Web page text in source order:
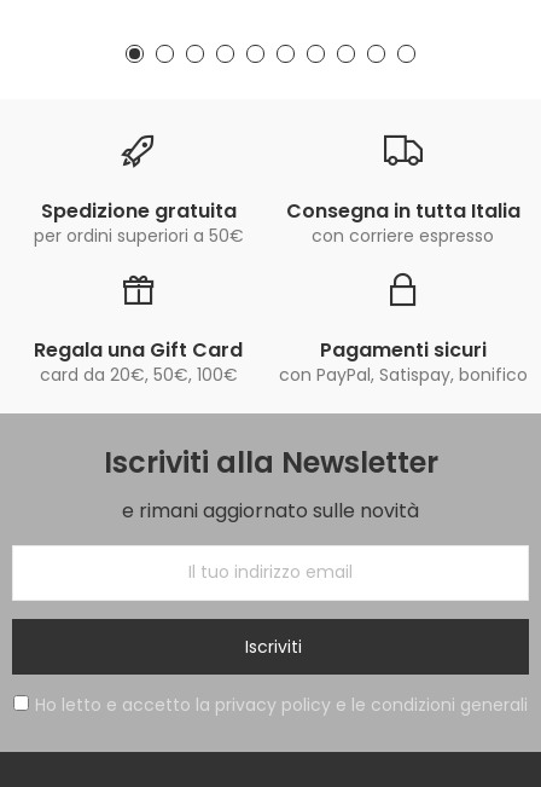
Spedizione gratuita
per ordini superiori a 50€
Consegna in tutta Italia
con corriere espresso
Regala una Gift Card
card da 20€, 50€, 100€
Pagamenti sicuri
con PayPal, Satispay, bonifico
Iscriviti alla Newsletter
e rimani aggiornato sulle novità
Iscriviti
Ho letto e accetto la privacy policy e le condizioni generali